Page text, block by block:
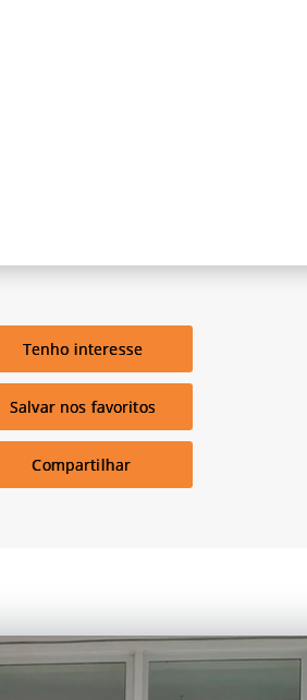
Tenho interesse
Salvar nos favoritos
Compartilhar